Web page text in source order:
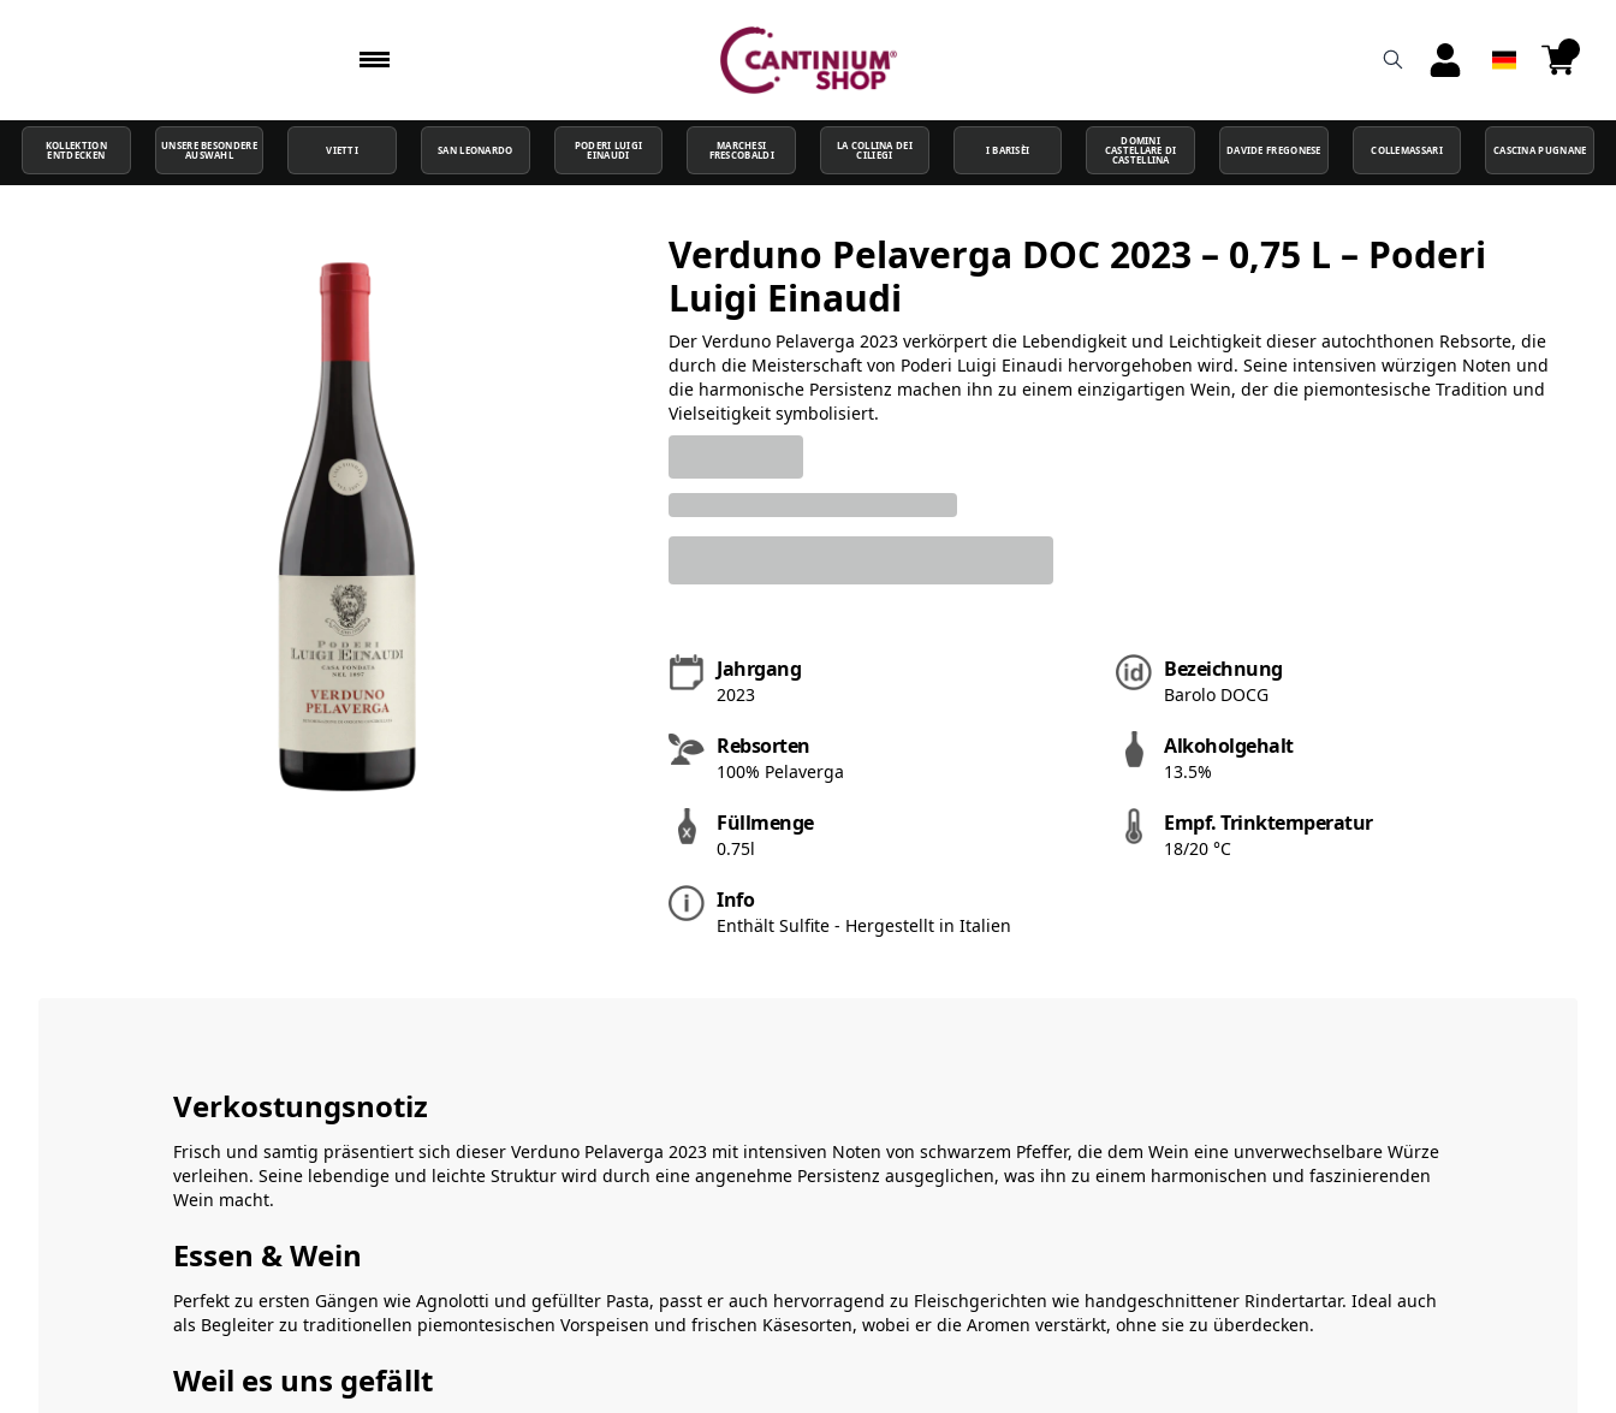
KOLLEKTION
ENTDECKEN
UNSERE BESONDERE
AUSWAHL
VIETTI SAN LEONARDO
PODERI LUIGI
EINAUDI
MARCHESI
FRESCOBALDI
LA COLLINA DEI
CILIEGI
I BARISÈI
DOMINI
CASTELLARE DI
CASTELLINA
DAVIDE FREGONESE COLLEMASSARI CASCINA PUGNANE
Verduno Pelaverga DOC 2023 – 0,75 L – Poderi
Luigi Einaudi
Der Verduno Pelaverga 2023 verkörpert die Lebendigkeit und Leichtigkeit dieser autochthonen Rebsorte, die
durch die Meisterschaft von Poderi Luigi Einaudi hervorgehoben wird. Seine intensiven würzigen Noten und
die harmonische Persistenz machen ihn zu einem einzigartigen Wein, der die piemontesische Tradition und
Vielseitigkeit symbolisiert.
Jahrgang
2023
Bezeichnung
Barolo DOCG
Rebsorten
100% Pelaverga
Alkoholgehalt
13.5%
Füllmenge
0.75l
Empf. Trinktemperatur
18/20 °C
Info
Enthält Sulfite - Hergestellt in Italien
Verkostungsnotiz
Frisch und samtig präsentiert sich dieser Verduno Pelaverga 2023 mit intensiven Noten von schwarzem Pfeffer, die dem Wein eine unverwechselbare Würze
verleihen. Seine lebendige und leichte Struktur wird durch eine angenehme Persistenz ausgeglichen, was ihn zu einem harmonischen und faszinierenden
Wein macht.
Essen & Wein
Perfekt zu ersten Gängen wie Agnolotti und gefüllter Pasta, passt er auch hervorragend zu Fleischgerichten wie handgeschnittener Rindertartar. Ideal auch
als Begleiter zu traditionellen piemontesischen Vorspeisen und frischen Käsesorten, wobei er die Aromen verstärkt, ohne sie zu überdecken.
Weil es uns gefällt